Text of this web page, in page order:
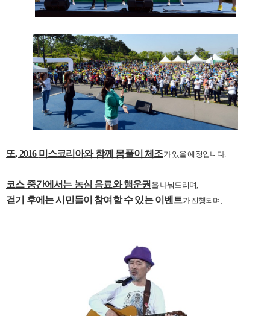
또, 2016 미스코리아와 함께 몸풀이 체조가 있을 예정입니다.
코스 중간에서는 농심 음료와 행운권 을 나눠드리며
걷기 후에는 시민들이 참여할 수 있는 이벤트가 진행되며